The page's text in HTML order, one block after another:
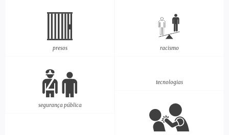
presos racismo
segurança pública
tecnologias